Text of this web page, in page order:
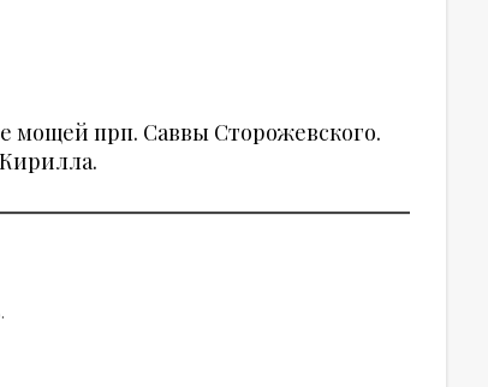
мощей прп. Саввы Сторожевского.